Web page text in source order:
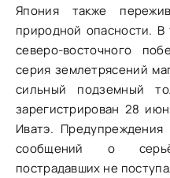
Япония также
природной опасности.
северо-восточного
серия землетрясений
сильный подземный
зарегистрирован 28
Иватэ.
сообщений о
пострадавших не